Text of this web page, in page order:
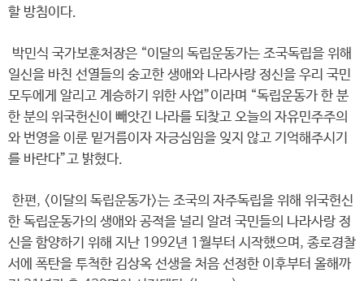
할 방침이다.
박민식 국가보훈처장은 “이달의 독립운동가는 조국독립을 위해
일신을 바친 선열들의 숭고한 생애와 나라사랑 정신을 우리 국민
모두에게 알리고 계승하기 위한 사업”이라며 “독립운동가 한 분
한 분의 위국헌신이 빼앗긴 나라를 되찾고 오늘의 자유민주주의
와 번영을 이룬 밑거름이자 자긍심임을 잊지 않고 기억해주시기
를 바란다”고 밝혔다.
한편, <이달의 독립운동가>는 조국의 자주독립을 위해 위국헌신
한 독립운동가의 생애와 공적을 널리 알려 국민들의 나라사랑 정
신을 함양하기 위해 지난 1992년 1월부터 시작했으며, 종로경찰
서에 폭탄을 투척한 김상옥 선생을 처음 선정한 이후부터 올해까